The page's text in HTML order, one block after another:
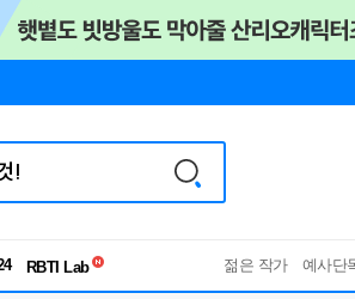
RBTI Lab
독서유형검사
젊은 작가 예사단